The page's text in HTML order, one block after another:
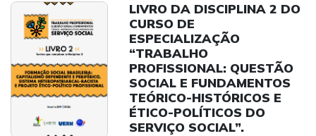
LIVRO DA DISCIPLINA 2 DO
CURSO DE
ESPECIALIZAÇÃO
“TRABALHO
PROFISSIONAL: QUESTÃO
SOCIAL E FUNDAMENTOS
TEÓRICO-HISTÓRICOS E
ÉTICO-POLÍTICOS DO
SERVIÇO SOCIAL”.